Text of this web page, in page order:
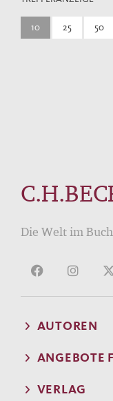
10 25 50
Die Welt im
AUTOREN
ANGEBOTE
VERLAG